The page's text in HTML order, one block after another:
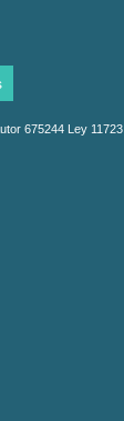
675244 Ley 11723